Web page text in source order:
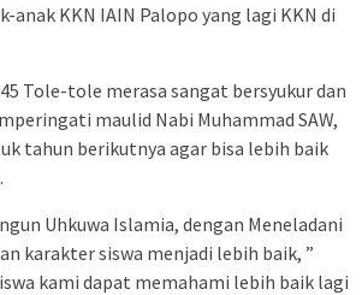
anak KKN IAIN Palopo yang lagi KKN di
Tole-tole merasa sangat bersyukur dan
maulid Nabi Muhammad SAW,
tahun berikutnya agar bisa lebih baik
Uhkuwa Islamia, dengan Meneladani
karakter siswa menjadi lebih baik, ”
kami dapat memahami lebih baik lagi